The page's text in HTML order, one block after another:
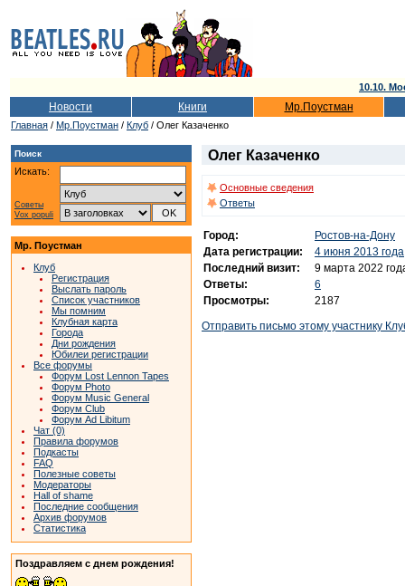
10.10.
Новости Книги Мр.Поустман
Главная / Мр.Поустман / Клуб / Олег Казаченко
Поиск
Искать:
Советы
Vox populi
Мр. Поустман
Клуб
Регистрация
Выслать пароль
Список участников
Мы помним
Клубная карта
Города
Дни рождения
Юбилеи регистрации
Все форумы
Форум Lost Lennon Tapes
Форум Photo
Форум Music General
Форум Club
Форум Ad Libitum
Чат (0)
Правила форумов
Подкасты
FAQ
Полезные советы
Модераторы
Hall of shame
Последние сообщения
Архив форумов
Статистика
Поздравляем с днем рождения!
Олег Казаченко
Основные сведения
Ответы
Город:
Ростов-на-Дону
Дата регистрации:
4 июня 2013 года
Последний визит:
9 марта 2022
Ответы:
6
Просмотры:
2187
Отправить письмо этому участнику